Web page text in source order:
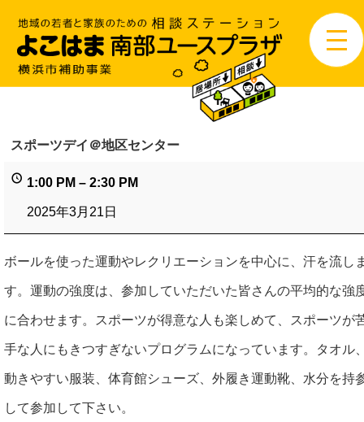
スポーツデイ＠地区センター
1:00 PM – 2:30 PM
2025年3月21日
ボールを使った運動やレクリエーションを中心に、汗を流し
す。運動の強度は、参加していただいた皆さんの平均的な強
に合わせます。スポーツが得意な人も楽しめて、スポーツが
手な人にもきつすぎないプログラムになっています。タオル
動きやすい服装、体育館シューズ、外履き運動靴、水分を持
して参加して下さい。